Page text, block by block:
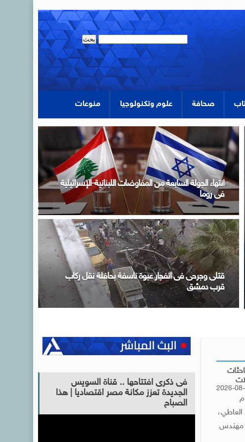
صحافة علوم وتكنولوجيا منوعات
مدبولى خلال اجتماع الحكومة: لدينا مخزون سلعى يكفي
لتلبية احتياجات الاستهلاك المحلي لفترات آمنة تصل فى
بعض السلع إلى عام كامل
انعقاد منتدى الأعمال المصرى–التشادى لتعزيز الشراكة
الاقتصادية بين البلدين
2026-
العاطي،
مهندس
فى ذكرى افتتاحها .. قناة السويس
الجديدة تعزز مكانة مصر اقتصاديا | هذا
الصباح